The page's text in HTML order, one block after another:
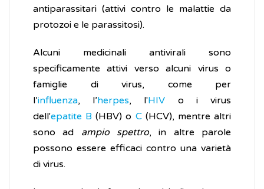
antiparassitari (attivi contro le malattie da
protozoi e le parassitosi).
Alcuni medicinali antivirali sono
specificamente attivi verso alcuni virus o
famiglie di virus, come per
l’influenza, l’herpes, l'HIV o i virus
dell'epatite B (HBV) o C (HCV), mentre altri
sono ad ampio spettro, in altre parole
possono essere efficaci contro una varietà
di virus.